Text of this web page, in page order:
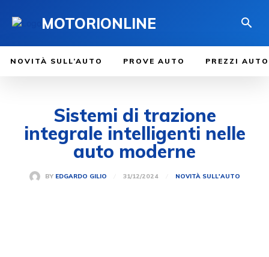
MOTORIONLINE
NOVITÀ SULL’AUTO PROVE AUTO PREZZI AUTO
Sistemi di trazione
integrale intelligenti nelle
auto moderne
BY EDGARDO GILIO 31/12/2024 NOVITÀ SULL'AUTO